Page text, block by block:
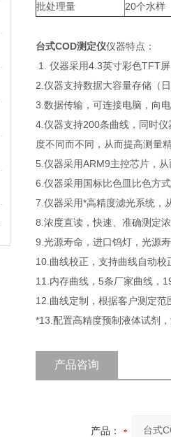
批处理量
20个水样
台式COD测定仪仪器特点：
1. 仪器采用4.3英寸彩色TFT
2.仪器支持数据大容量存储（
3.数据传输，可连接电脑，向
4.仪器支持200条曲线，同时
度不同而不同，从而提高测量精
5.仪器采用ARM9主控芯片，
6.仪器采用国标比色皿比色方式
7.仪器采用*高精度滤光系统，
8.浓度直读，快速、准确测定浓
9.光源寿命，进口钨灯，光源寿
10.曲线校正，支持曲线自动校
11.内存曲线，5条厂家曲线，
12.曲线定制，根据客户测定范
*13.配置高精度预制液体试剂
产品咨询
产品：